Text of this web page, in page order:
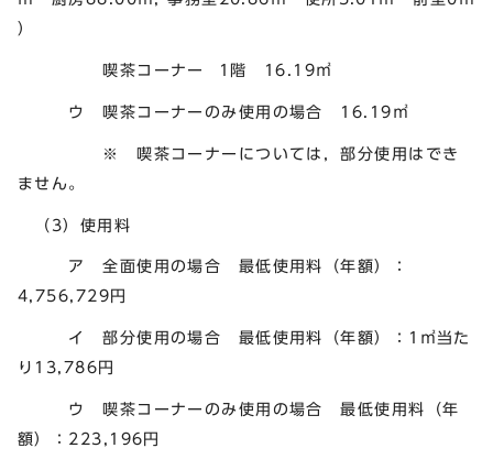
）
喫茶コーナー 1階 16.19㎡
ウ 喫茶コーナーのみ使用の場合 16.19㎡
※ 喫茶コーナーについては，部分使用はでき
ません。
（3）使用料
ア 全面使用の場合 最低使用料（年額）：
4,756,729円
イ 部分使用の場合 最低使用料（年額）：1㎡当た
り13,786円
ウ 喫茶コーナーのみ使用の場合 最低使用料（年
額）：223,196円